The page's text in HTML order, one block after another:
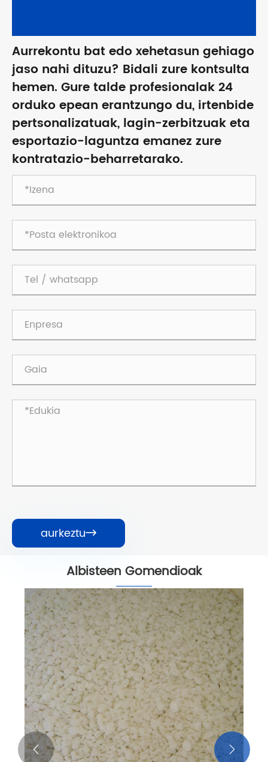
Aurrekontu bat edo xehetasun gehiago
jaso nahi dituzu? Bidali zure kontsulta
hemen. Gure talde profesionalak 24
orduko epean erantzungo du, irtenbide
pertsonalizatuak, lagin-zerbitzuak eta
esportazio-laguntza emanez zure
kontratazio-beharretarako.
aurkeztu
Albisteen Gomendioak
 